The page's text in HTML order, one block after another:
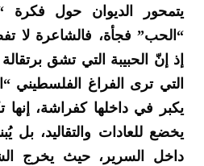
يتمحور الديوان حول فكرة
“الحب” فجأة، فالشاعرة لا
إذ إنّ الحبيبة التي تشق
التي ترى الفراغ
يكبر في داخلها كفراشة،
يخضع للعادات والتقاليد، بل
داخل السرير، حيث يخرج